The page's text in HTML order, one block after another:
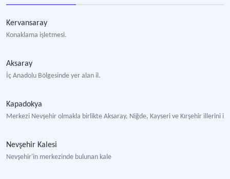
Kervansaray
Konaklama işletmesi.
Aksaray
İç Anadolu Bölgesinde yer alan il.
Kapadokya
Merkezi Nevşehir olmakla birlikte Aksaray, Niğde, Kayseri ve Kırşehir illerini
Nevşehir Kalesi
Nevşehir'in merkezinde bulunan kale